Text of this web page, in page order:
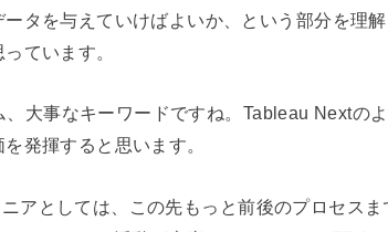
タを与えていけばよいか、という部分を理
ています。
、大事なキーワードですね。Tableau Nextの
発揮すると思います。
アとしては、この先もっと前後のプロセス